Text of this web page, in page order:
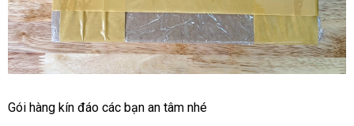
Tech
Twist
mãn
Gói hàng kín đáo tận
các bạn an tâm thống
nhé